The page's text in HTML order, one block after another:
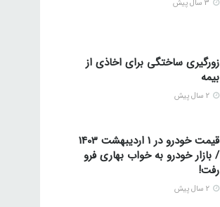
زورگیری ساختگی برای اخاذی از
بیمه
قیمت خودرو در 1 اردیبهشت 1403
/ بازار خودرو به خواب بهاری فرو
رفت!